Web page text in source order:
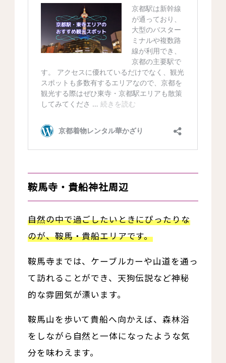
鞍馬寺・貴船神社周辺
自然の中で過ごしたいときにぴったりな
のが、鞍馬・貴船エリアです。
鞍馬寺までは、ケーブルカーや山道を通っ
て訪れることができ、天狗伝説など神秘
的な雰囲気が漂います。
鞍馬山を歩いて貴船へ向かえば、森林浴
をしながら自然と一体になったような気
分を味わえます。